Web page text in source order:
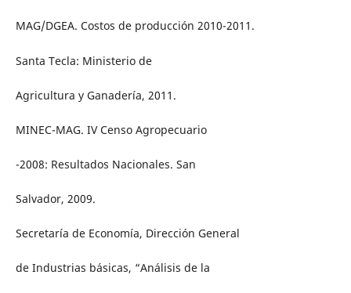
MAG/DGEA. Costos de producción 2010-2011.
Santa Tecla: Ministerio de
Agricultura y Ganadería, 2011.
MINEC-MAG. IV Censo Agropecuario
-2008: Resultados Nacionales. San
Salvador, 2009.
Secretaría de Economía, Dirección General
de Industrias básicas, “Análisis de la